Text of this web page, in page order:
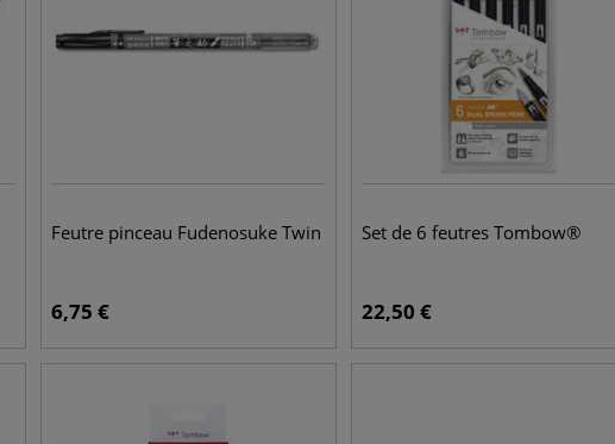
Feutre pinceau Fudenosuke Twin
6,75 €
Set de 6 feutres Tombow®
22,50 €